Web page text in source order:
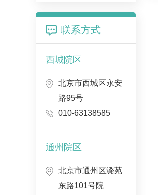
联系方式
西城院区
北京市西城区永安
路95号
010-63138585
通州院区
北京市通州区潞苑
东路101号院